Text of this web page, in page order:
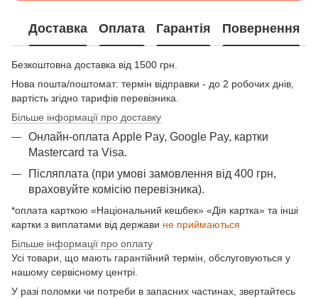
Доставка Оплата Гарантія Повернення
Безкоштовна доставка від 1500 грн.
Нова пошта/поштомат: термін відправки - до 2 робочих днів,
вартість згідно тарифів перевізника.
Більше інформації про доставку
Онлайн-оплата Apple Pay, Google Pay, картки
Mastercard та Visа.
Післяплата (при умові замовлення від 400 грн,
враховуйте комісію перевізника).
*оплата карткою «Національний кешбек» «Дія картка» та інші
картки з виплатами від держави не приймаються
Більше інформації про оплату
Усі товари, що мають гарантійний термін, обслуговуються у
нашому сервісному центрі.
У разі поломки чи потреби в запасних частинах, звертайтесь